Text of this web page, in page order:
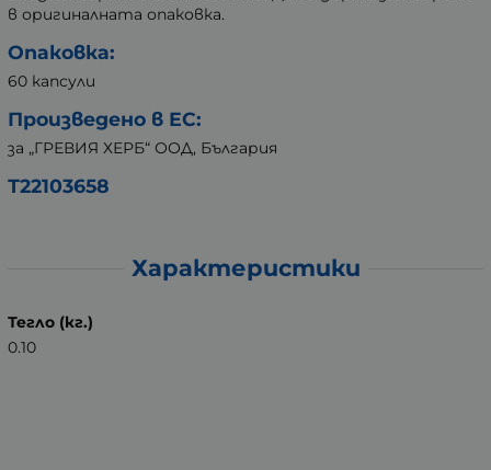
в оригиналната опаковка.
Опаковка:
60 капсули
Произведено в ЕС:
за „ГРЕВИЯ ХЕРБ“ ООД, България
Т22103658
Характеристики
Тегло (кг.)
0.10